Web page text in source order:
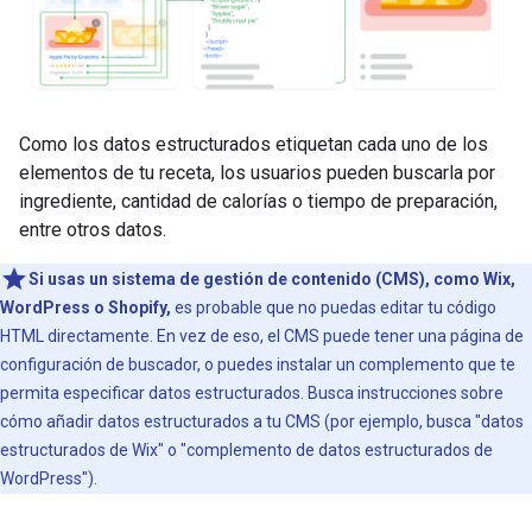
Como los datos estructurados etiquetan cada uno de los
elementos de tu receta, los usuarios pueden buscarla por
ingrediente, cantidad de calorías o tiempo de preparación,
entre otros datos.
Si usas un sistema de gestión de contenido (CMS), como Wix,
WordPress o Shopify, es probable que no puedas editar tu código
HTML directamente. En vez de eso, el CMS puede tener una página de
configuración de buscador, o puedes instalar un complemento que te
permita especificar datos estructurados. Busca instrucciones sobre
cómo añadir datos estructurados a tu CMS (por ejemplo, busca "datos
estructurados de Wix" o "complemento de datos estructurados de
WordPress").